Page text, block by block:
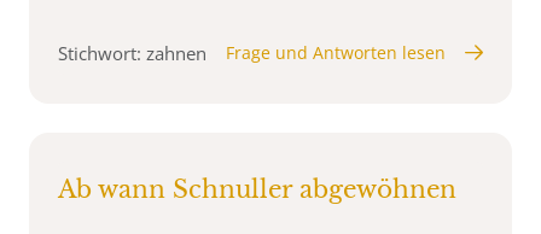
Stichwort: zahnen Frage und Antworten lesen
Ab wann Schnuller abgewöhnen